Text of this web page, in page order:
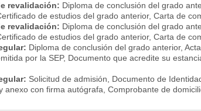
Administración de
Logística
-
Comercio y relaciones
Riesgos financieros
revalidación: Diploma de conclusión del grado
de estudios del grado anterior, Carta de
revalidación: Diploma de conclusión del grado
de estudios del grado anterior, Carta de
Diploma de conclusión del grado anterior,
por la SEP, Documento que acredite su
Solicitud de admisión, Documento de
anexo con firma autógrafa, Comprobante de